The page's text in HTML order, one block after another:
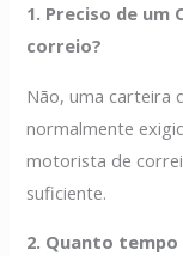
1. Preciso de um
correio?
Não, uma carteira
normalmente
motorista de
suficiente.
2. Quanto